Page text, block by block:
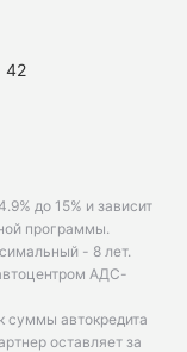
42
до 15% и зависит
программы.
- 8 лет.
АДС-
суммы автокредита
оставляет за